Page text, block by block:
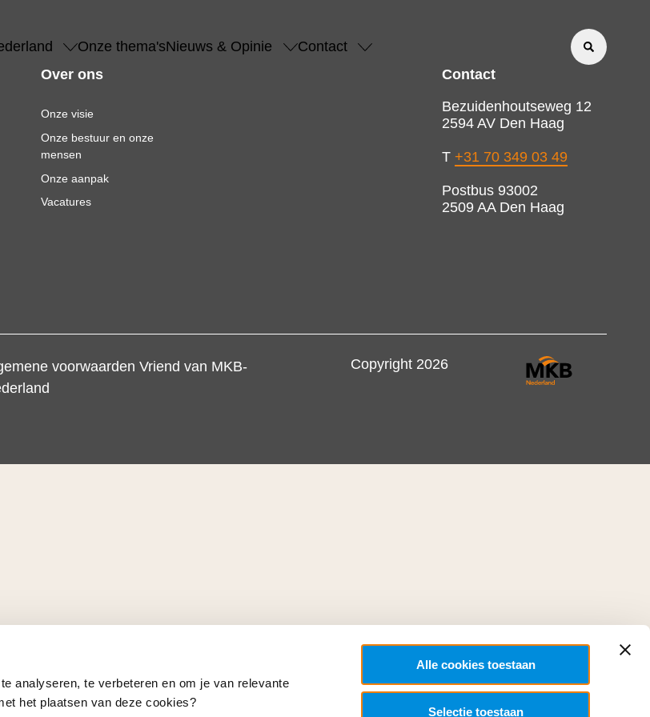
analyseren, te verbeteren en om je van relevante
het plaatsen van deze cookies?
Alle cookies toestaan
Selectie toestaan
Onze thema'sNieuws & Opinie Contact
Over ons
Onze visie
Onze bestuur en onze
mensen
Onze aanpak
Vacatures
Contact
Bezuidenhoutseweg 12
2594 AV Den Haag
T +31 70 349 03 49
Postbus 93002
2509 AA Den Haag
voorwaarden Vriend van MKB-
Copyright 2026